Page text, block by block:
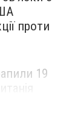
проти
19